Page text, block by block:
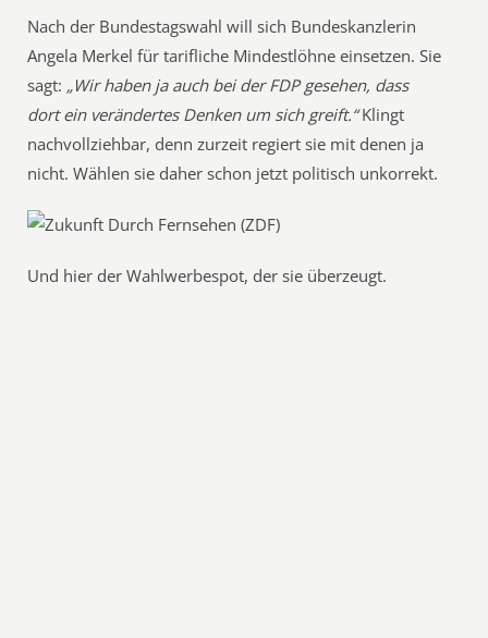
Nach der Bundestagswahl will sich Bundeskanzlerin
Angela Merkel für tarifliche Mindestlöhne einsetzen. Sie
sagt: „Wir haben ja auch bei der FDP gesehen, dass
dort ein verändertes Denken um sich greift.“Klingt
nachvollziehbar, denn zurzeit regiert sie mit denen ja
nicht. Wählen sie daher schon jetzt politisch unkorrekt.
Und hier der Wahlwerbespot, der sie überzeugt.